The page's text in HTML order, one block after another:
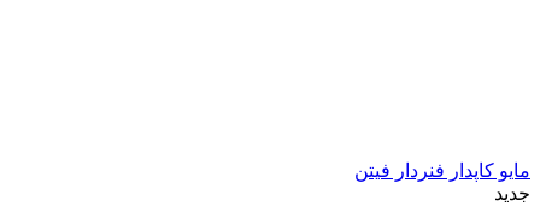
مایو کاپدار فنردار فیتن
جدید